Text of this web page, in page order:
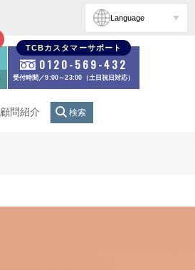
Language
TCBカスタマーサポート
0120-569-432
受付時間／9:00～23:00（土日祝日対応）
顧問紹介 検索